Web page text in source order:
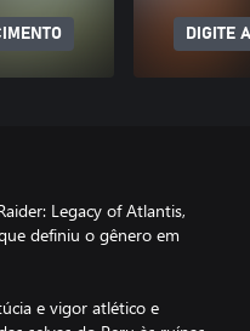
DIGITE
Legacy of Atlantis,
definiu o gênero em
e vigor atlético e